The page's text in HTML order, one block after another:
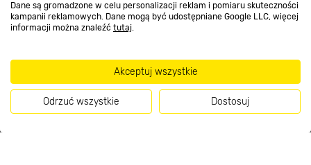
Dane są gromadzone w celu personalizacji reklam i pomiaru skuteczności
kampanii reklamowych. Dane mogą być udostępniane Google LLC, więcej
informacji można znaleźć tutaj.
Akceptuj wszystkie
Odrzuć wszystkie Dostosuj
Dołącz do nas
Metody płatności